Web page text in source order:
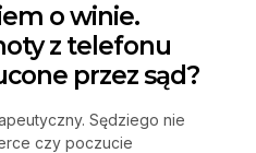
o winie.
z telefonu
przez sąd?
Sędziego nie
czy poczucie